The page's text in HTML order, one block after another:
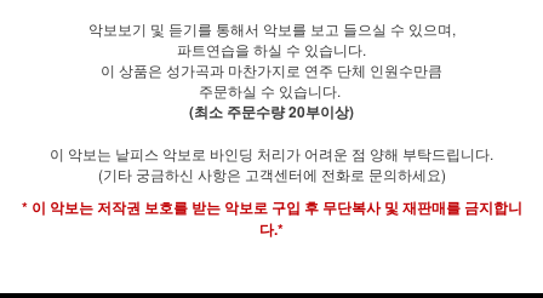
악보보기 및 듣기를 통해서 악보를 보고 들으실 수 있으며,
파트연습을 하실 수 있습니다.
이 상품은 성가곡과 마찬가지로 연주 단체 인원수만큼
주문하실 수 있습니다.
(최소 주문수량 20부이상)
이 악보는 낱피스 악보로 바인딩 처리가 어려운 점 양해 부탁드립니다.
(기타 궁금하신 사항은 고객센터에 전화로 문의하세요)
* 이 악보는 저작권 보호를 받는 악보로 구입 후 무단복사 및 재판매를 금지합니
다.*